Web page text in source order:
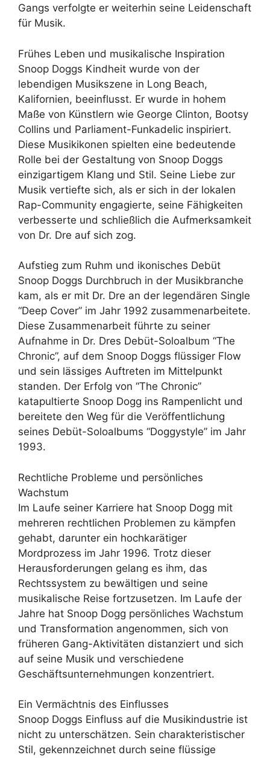
Gangs verfolgte er weiterhin seine Leidenschaft
für Musik.
Frühes Leben und musikalische Inspiration
Snoop Doggs Kindheit wurde von der
lebendigen Musikszene in Long Beach,
Kalifornien, beeinflusst. Er wurde in hohem
Maße von Künstlern wie George Clinton, Bootsy
Collins und Parliament-Funkadelic inspiriert.
Diese Musikikonen spielten eine bedeutende
Rolle bei der Gestaltung von Snoop Doggs
einzigartigem Klang und Stil. Seine Liebe zur
Musik vertiefte sich, als er sich in der lokalen
Rap-Community engagierte, seine Fähigkeiten
verbesserte und schließlich die Aufmerksamkeit
von Dr. Dre auf sich zog.
Aufstieg zum Ruhm und ikonisches Debüt
Snoop Doggs Durchbruch in der Musikbranche
kam, als er mit Dr. Dre an der legendären Single
“Deep Cover” im Jahr 1992 zusammenarbeitete.
Diese Zusammenarbeit führte zu seiner
Aufnahme in Dr. Dres Debüt-Soloalbum “The
Chronic”, auf dem Snoop Doggs flüssiger Flow
und sein lässiges Auftreten im Mittelpunkt
standen. Der Erfolg von “The Chronic”
katapultierte Snoop Dogg ins Rampenlicht und
bereitete den Weg für die Veröffentlichung
seines Debüt-Soloalbums “Doggystyle” im Jahr
1993.
Rechtliche Probleme und persönliches
Wachstum
Im Laufe seiner Karriere hat Snoop Dogg mit
mehreren rechtlichen Problemen zu kämpfen
gehabt, darunter ein hochkarätiger
Mordprozess im Jahr 1996. Trotz dieser
Herausforderungen gelang es ihm, das
Rechtssystem zu bewältigen und seine
musikalische Reise fortzusetzen. Im Laufe der
Jahre hat Snoop Dogg persönliches Wachstum
und Transformation angenommen, sich von
früheren Gang-Aktivitäten distanziert und sich
auf seine Musik und verschiedene
Geschäftsunternehmungen konzentriert.
Ein Vermächtnis des Einflusses
Snoop Doggs Einfluss auf die Musikindustrie ist
nicht zu unterschätzen. Sein charakteristischer
Stil, gekennzeichnet durch seine flüssige